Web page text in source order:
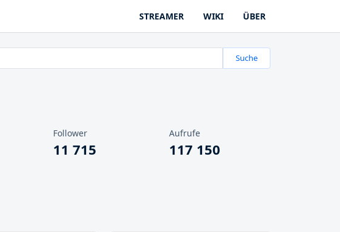
STREAMER WIKI ÜBER
Suche
Follower
11 715
Aufrufe
117 150